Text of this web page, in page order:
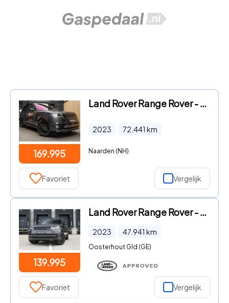
169.995
Land Rover Range Rover - P530 SV Signature Volleder Koelbox 4.4 P530 SV Captain Seat
2023 72.441 km
Naarden (NH)
Favoriet Vergelijk
139.995
Land Rover Range Rover - 3.0 P510e First Edition PHEV | € 1.658 per maand
2023 47.941 km
Oosterhout Gld (GE)
Favoriet Vergelijk